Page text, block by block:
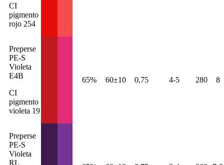
CI
pigmento
rojo 254
Preperse
PE-S
Violeta
E4B
CI
pigmento
violeta 19
65% 60±10 0,75 4-5 280 8
Preperse
PE-S
Violeta
RL